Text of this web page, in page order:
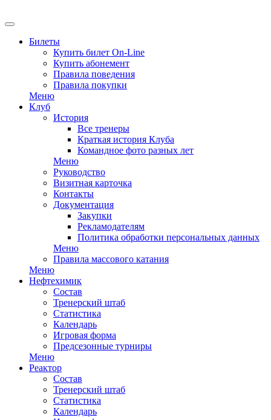
Билеты
Купить билет On-Line
Купить абонемент
Правила поведения
Правила покупки
Меню
Клуб
История
Все тренеры
Краткая история Клуба
Командное фото разных лет
Меню
Руководство
Визитная карточка
Контакты
Документация
Закупки
Рекламодателям
Политика обработки персональных данных
Меню
Правила массового катания
Меню
Нефтехимик
Состав
Тренерский штаб
Статистика
Календарь
Игровая форма
Предсезонные турниры
Меню
Реактор
Состав
Тренерский штаб
Статистика
Календарь